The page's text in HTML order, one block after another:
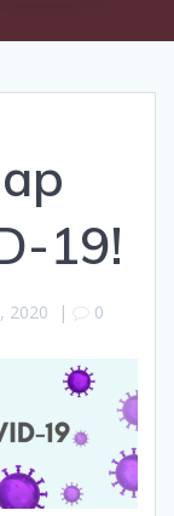
19!
2020 | 0